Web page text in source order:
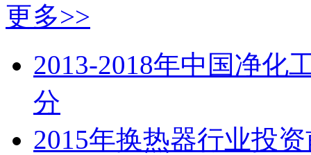
更多>>
2013-2018年中国净化
分
2015年换热器行业投